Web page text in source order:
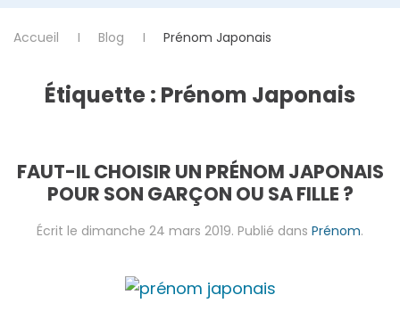
Accueil Blog Prénom Japonais
Étiquette : Prénom Japonais
FAUT-IL CHOISIR UN PRÉNOM JAPONAIS
POUR SON GARÇON OU SA FILLE ?
Écrit le dimanche 24 mars 2019. Publié dans Prénom.